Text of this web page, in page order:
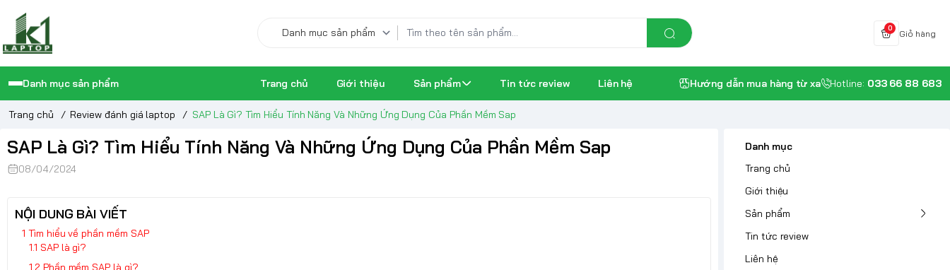
0
Giỏ hàng
Danh mục sản phẩm Trang chủ Giới thiệu Sản phẩm Tin tức review Liên hệ Hướng dẫn mua hàng từ xa Hotline: 033 66 88 683
Trang chủ / Review đánh giá laptop / SAP Là Gì? Tìm Hiểu Tính Năng Và Những Ứng Dụng Của Phần Mềm Sap
SAP Là Gì? Tìm Hiểu Tính Năng Và Những Ứng Dụng Của Phần Mềm Sap
08/04/2024
NỘI DUNG BÀI VIẾT
Tìm hiểu về phần mềm SAP
SAP là gì?
Phần mềm SAP là gì?
Danh mục
Trang chủ
Giới thiệu
Sản phẩm
Tin tức review
Liên hệ